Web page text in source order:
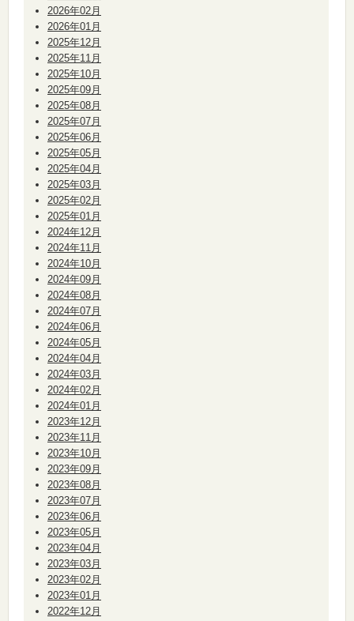
2026年02月
2026年01月
2025年12月
2025年11月
2025年10月
2025年09月
2025年08月
2025年07月
2025年06月
2025年05月
2025年04月
2025年03月
2025年02月
2025年01月
2024年12月
2024年11月
2024年10月
2024年09月
2024年08月
2024年07月
2024年06月
2024年05月
2024年04月
2024年03月
2024年02月
2024年01月
2023年12月
2023年11月
2023年10月
2023年09月
2023年08月
2023年07月
2023年06月
2023年05月
2023年04月
2023年03月
2023年02月
2023年01月
2022年12月